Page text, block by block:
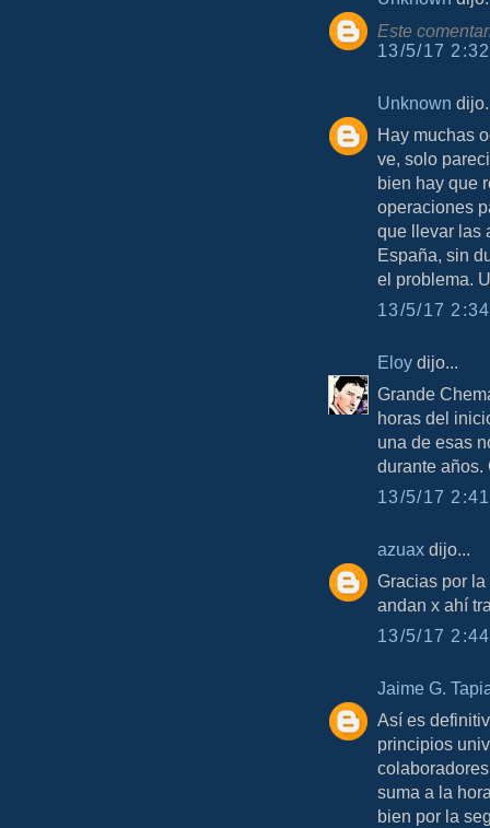
Este
13/5/17
Unknown
Hay muchas
ve, solo
bien hay que
operaciones
que llevar las
España, sin
el problema.
13/5/17
Eloy dijo...
Grande
horas del
una de esas
durante años.
13/5/17
azuax dijo...
Gracias por
andan x ahí
13/5/17
Jaime G.
Así es
principios
suma a la
bien por la